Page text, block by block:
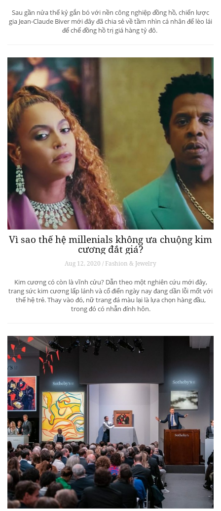
Sau gần nửa thế kỷ gắn bó với nền công nghiệp đồng hồ, chiến lược
gia Jean-Claude Biver mới đây đã chia sẻ về tầm nhìn cá nhân để lèo lái
đế chế đồng hồ trị giá hàng tỷ đô.
Vì sao thế hệ millenials không ưa chuộng kim
cương đắt giá?
Aug 12, 2020 / Fashion & Jewelry
Kim cương có còn là vĩnh cửu? Dẫn theo một nghiên cứu mới đây,
trang sức kim cương lấp lánh và cổ điển ngày nay đang dần lỗi mốt với
thế hệ trẻ. Thay vào đó, nữ trang đá màu lại là lựa chọn hàng đầu,
trong đó có nhẫn đính hôn.